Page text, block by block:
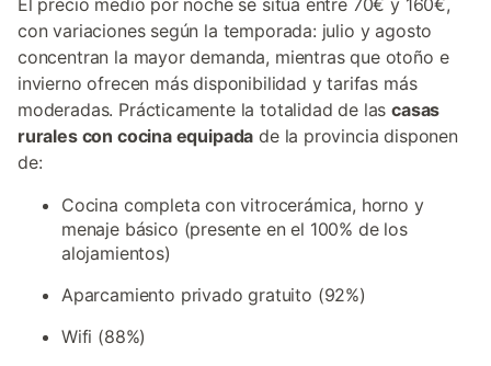
El precio medio por noche se sitúa entre 70€ y 160€,
con variaciones según la temporada: julio y agosto
concentran la mayor demanda, mientras que otoño e
invierno ofrecen más disponibilidad y tarifas más
moderadas. Prácticamente la totalidad de lascasas
rurales con cocina equipada de la provincia disponen
de:
Cocina completa con vitrocerámica, horno y
menaje básico (presente en el 100% de los
alojamientos)
Aparcamiento privado gratuito (92%)
Wifi (88%)